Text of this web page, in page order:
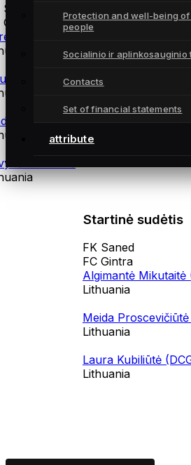
Protection and well-being
people
Socialinio ir aplinkosauginio
Contacts
Set of financial statements
attribute
Romanovskaja
Railaitė
Vaičytė
Partikaitė
Startinė sudėtis
FK Saned
FC Gintra
Algimantė Mikutaitė
Lithuania
Meida Proscevičiūtė
Lithuania
Laura Kubiliūtė
Lithuania